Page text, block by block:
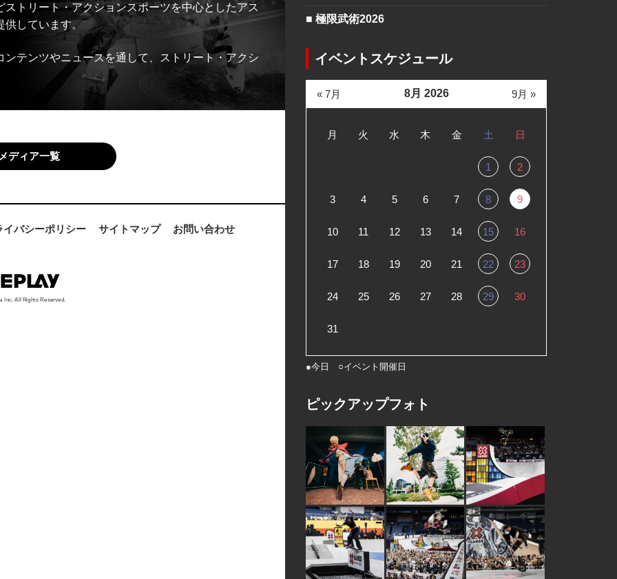
トリート・アクションスポーツを中心としたアス
供しています。
テンツやニュースを通して、ストリート・アクシ
ディア一覧
イバシーポリシー サイトマップ お問い合わせ
Inc. All Rights Reserved.
■ 極限武術2026
イベントスケジュール
8月 2026
月 火 水 木 金 土 日
1 2
3 4 5 6 7 8 9
10 11 12 13 14 15 16
17 18 19 20 21 22 23
24 25 26 27 28 29 30
31
« 7月 9月 »
●今日 ○イベント開催日
ピックアップフォト